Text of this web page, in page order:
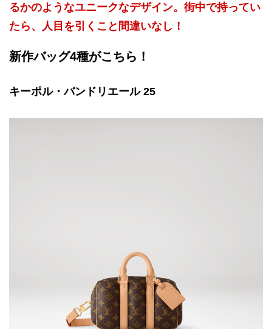
るかのようなユニークなデザイン。街中で持ってい
たら、人目を引くこと間違いなし！
新作バッグ4種がこちら！
キーポル・バンドリエール 25